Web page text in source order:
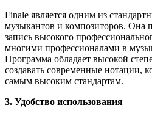
Finale является одним из
музыкантов и композиторов. Она
запись высокого
многими профессионалами в
Программа обладает высокой
создавать современные нотации,
самым высоким стандартам.
3. Удобство использования